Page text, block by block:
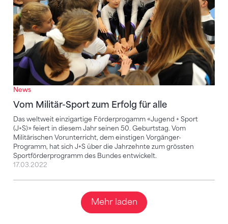
News
Vom Militär-Sport zum Erfolg für alle
Das weltweit einzigartige Förderprogamm «Jugend + Sport
(J+S)» feiert in diesem Jahr seinen 50. Geburtstag. Vom
Militärischen Vorunterricht, dem einstigen Vorgänger-
Programm, hat sich J+S über die Jahrzehnte zum grössten
Sportförderprogramm des Bundes entwickelt.
17.03.2022
Mehr laden